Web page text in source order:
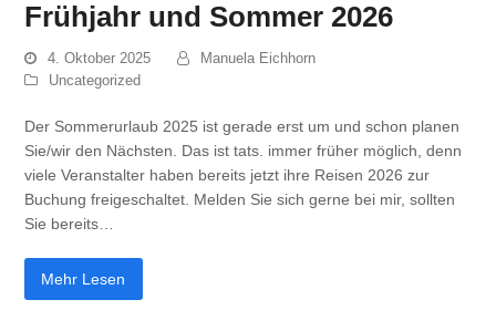
Frühjahr und Sommer 2026
4. Oktober 2025
Manuela Eichhorn
Uncategorized
Der Sommerurlaub 2025 ist gerade erst um und schon planen
Sie/wir den Nächsten. Das ist tats. immer früher möglich, denn
viele Veranstalter haben bereits jetzt ihre Reisen 2026 zur
Buchung freigeschaltet. Melden Sie sich gerne bei mir, sollten
Sie bereits…
Mehr Lesen